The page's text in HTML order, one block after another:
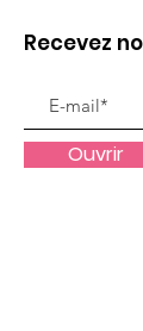
Recevez
Ouvrir